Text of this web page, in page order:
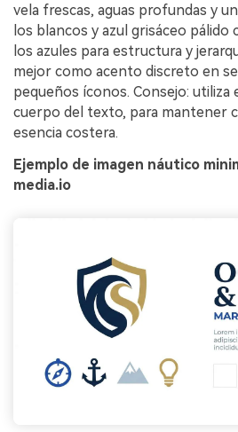
vela frescas, aguas profundas y
los blancos y azul grisáceo pálido
los azules para estructura y
mejor como acento discreto en
pequeños íconos. Consejo: utiliza
cuerpo del texto, para mantener
esencia costera.
Ejemplo de imagen náutico
media.io